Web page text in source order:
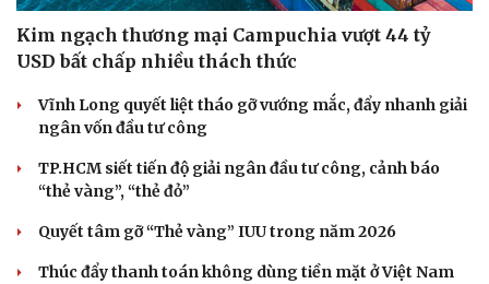
Kim ngạch thương mại Campuchia vượt 44 tỷ
USD bất chấp nhiều thách thức
Vĩnh Long quyết liệt tháo gỡ vướng mắc, đẩy nhanh giải
ngân vốn đầu tư công
TP.HCM siết tiến độ giải ngân đầu tư công, cảnh báo
“thẻ vàng”, “thẻ đỏ”
Quyết tâm gỡ “Thẻ vàng” IUU trong năm 2026
Thúc đẩy thanh toán không dùng tiền mặt ở Việt Nam